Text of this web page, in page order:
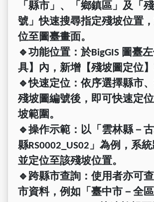
「縣市」、「鄉鎮區」及「
號」快速搜尋指定殘坡位置
位至圖臺畫面。
🔹功能位置：於BigGIS 圖臺
具】內，新增【殘坡圖定位】
🔹快速定位：依序選擇縣市
殘坡圖編號後，即可快速定
坡範圍。
🔹操作示範：以「雲林縣－
縣RS0002_US02 」為例，系
並定位至該殘坡位置。
🔹 跨縣市查詢：使用者亦可
市資料，例如「臺中市－全